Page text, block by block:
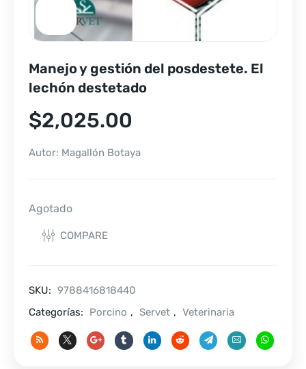
Manejo y gestión del posdestete. El
lechón destetado
$2,025.00
Autor: Magallón Botaya
Agotado
COMPARE
SKU: 9788416818440
Categorías:
Porcino , Servet , Veterinaria